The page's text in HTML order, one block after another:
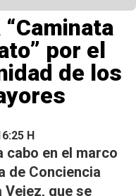
por el
de los
H
cabo en el marco
de Conciencia
que se